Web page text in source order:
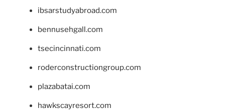
ibsarstudyabroad.com
bennusehgall.com
tsecincinnati.com
roderconstructiongroup.com
plazabatai.com
hawkscayresort.com